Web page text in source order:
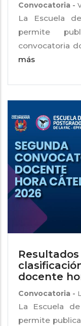
Convocatoria -
La Escuela
permite
convocatoria
más
docente
Convocatoria -
La Escuela
permite